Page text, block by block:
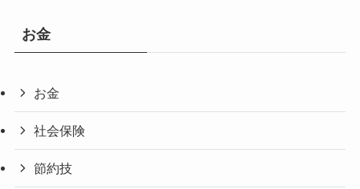
お金
お金
社会保険
節約技